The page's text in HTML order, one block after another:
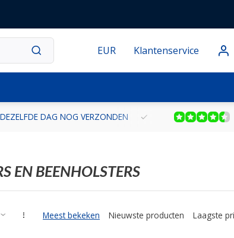
EUR Klantenservice
DAG NOG VERZONDEN GRATIS
EN BEENHOLSTERS
Meest bekeken Nieuwste producten Laagste